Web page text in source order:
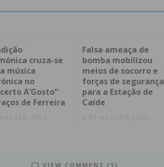
cruza-se
música
no
A’Gosto”
de Ferreira
2026
Falsa ameaça de
bomba mobilizou
meios de socorro e
forças de segurança
para a Estação de
Caíde
6 DE AGOSTO 2026
VIEW COMMENT (1)